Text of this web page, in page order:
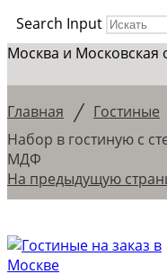
Search Input
Москва и Московская
Главная / Гостиные
Набор в гостиную с
МДФ
На предыдущую